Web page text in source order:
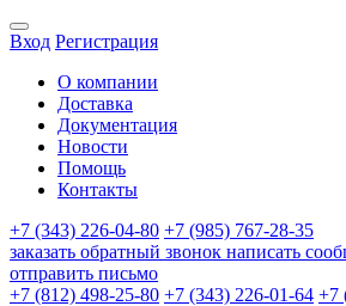
Вход Регистрация
О компании
Доставка
Документация
Новости
Помощь
Контакты
+7 (343) 226-04-80 +7 (985) 767-28-35
заказать обратный звонок написать
отправить письмо
+7 (812) 498-25-80 +7 (343) 226-01-64 +7